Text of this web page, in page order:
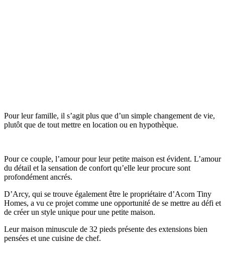
Pour leur famille, il s’agit plus que d’un simple changement de vie,
plutôt que de tout mettre en location ou en hypothèque.
Pour ce couple, l’amour pour leur petite maison est évident. L’amour
du détail et la sensation de confort qu’elle leur procure sont
profondément ancrés.
D’Arcy, qui se trouve également être le propriétaire d’Acorn Tiny
Homes, a vu ce projet comme une opportunité de se mettre au défi et
de créer un style unique pour une petite maison.
Leur maison minuscule de 32 pieds présente des extensions bien
pensées et une cuisine de chef.